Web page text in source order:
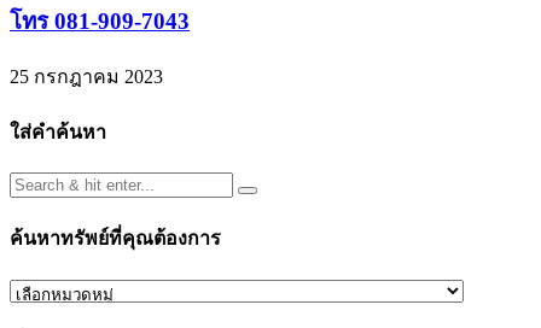
โทร 081-909-7043
25 กรกฎาคม 2023
ใส่คำค้นหา
ค้นหาทรัพย์ที่คุณต้องการ
ค้นหา